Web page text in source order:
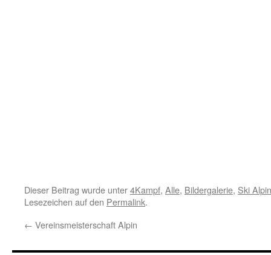
Dieser Beitrag wurde unter4Kampf, Alle, Bildergalerie, Ski Alpin
Lesezeichen auf den Permalink.
← Vereinsmeisterschaft Alpin